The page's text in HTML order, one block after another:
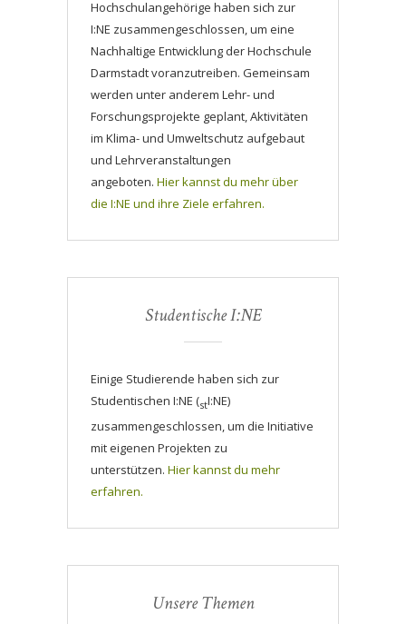
Hochschulangehörige haben sich zur
I:NE zusammengeschlossen, um eine
Nachhaltige Entwicklung der Hochschule
Darmstadt voranzutreiben. Gemeinsam
werden unter anderem Lehr- und
Forschungsprojekte geplant, Aktivitäten
im Klima- und Umweltschutz aufgebaut
und Lehrveranstaltungen
angeboten. Hier kannst du mehr über
die I:NE und ihre Ziele erfahren.
Studentische I:NE
Einige Studierende haben sich zur
Studentischen I:NE (stI:NE)
zusammengeschlossen, um die Initiative
mit eigenen Projekten zu
unterstützen. Hier kannst du mehr
erfahren.
Unsere Themen